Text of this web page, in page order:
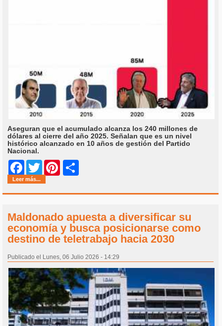
Aseguran que el acumulado alcanza los 240 millones de
dólares al cierre del año 2025. Señalan que es un nivel
histórico alcanzado en 10 años de gestión del Partido
Nacional.
Facebook
Twitter Pinterest
Leer más...
Maldonado apuesta a diversificar su
economía y busca posicionarse como
destino de teletrabajo hacia 2030
Publicado el Lunes, 06 Julio 2026 - 14:29